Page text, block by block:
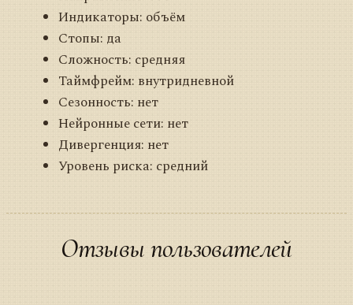
Индикаторы: объём
Стопы: да
Сложность: средняя
Таймфрейм: внутридневной
Сезонность: нет
Нейронные сети: нет
Дивергенция: нет
Уровень риска: средний
Отзывы пользователей